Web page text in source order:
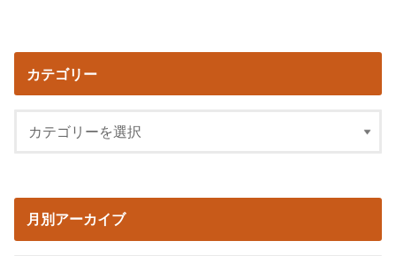
カテゴリー
月別アーカイブ